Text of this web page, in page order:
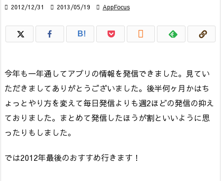
 2012/12/31  2013/05/19  AppFocus
B! 
今年も一年通してアプリの情報を発信できました。見てい
ただきましてありがとうございました。後半何ヶ月かはち
ょっとやり方を変えて毎日発信よりも週2ほどの発信の抑え
ておりました。まとめて発信したほうが割といいように思
ったりもしました。
では2012年最後のおすすめ行きます！